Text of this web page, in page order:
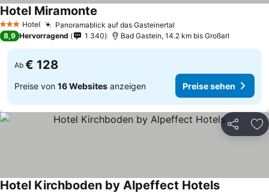
3 SterneHotel Panoramablick auf das Gasteinertal
Hotel Miramonte
8,9 Hervorragend 1 340 Bad Gastein, 14.2 km bis Großarl
Ab € 128
Preise von 16 Websites anzeigen Preise sehen
Teilen
Hotel Kirchboden by Alpeffect Hotels